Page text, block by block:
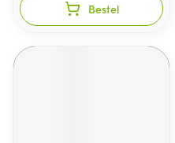
Bestel